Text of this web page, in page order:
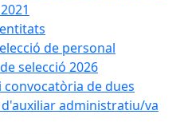
de personal
selecció 2026
convocatòria de dues
d'auxiliar administratiu/va